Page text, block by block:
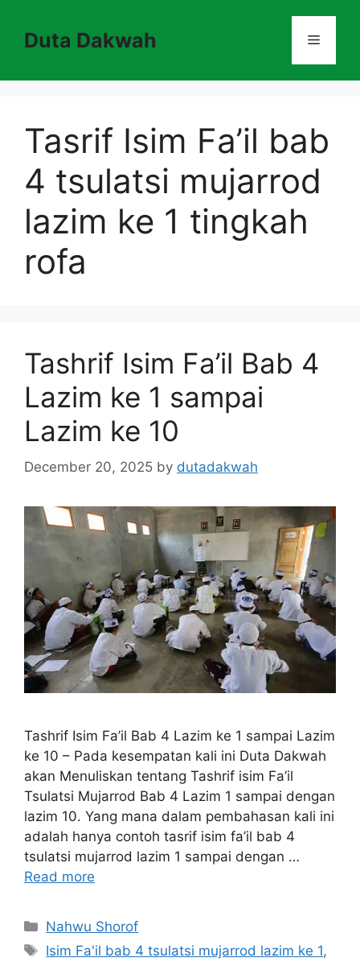
contentDuta Dakwah Menu
Tasrif Isim Fa’il bab
4 tsulatsi mujarrod
lazim ke 1 tingkah
rofa
Tashrif Isim Fa’il Bab 4
Lazim ke 1 sampai
Lazim ke 10
December 20, 2025 by dutadakwah
Tashrif Isim Fa’il Bab 4 Lazim ke 1 sampai Lazim
ke 10 – Pada kesempatan kali ini Duta Dakwah
akan Menuliskan tentang Tashrif isim Fa’il
Tsulatsi Mujarrod Bab 4 Lazim 1 sampai dengan
lazim 10. Yang mana dalam pembahasan kali ini
adalah hanya contoh tasrif isim fa’il bab 4
tsulatsi mujarrod lazim 1 sampai dengan …
Read more
Categories
Nahwu Shorof
Tags
Isim Fa'il bab 4 tsulatsi mujarrod lazim ke 1,